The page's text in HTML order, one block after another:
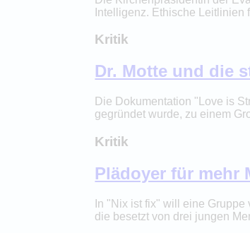
Intelligenz. Ethische Leitlinien
Kritik
Dr. Motte und die
Die Dokumentation "Love is
gegründet wurde, zu einem
Kritik
Plädoyer für mehr
In "Nix ist fix" will eine
die besetzt von drei jungen